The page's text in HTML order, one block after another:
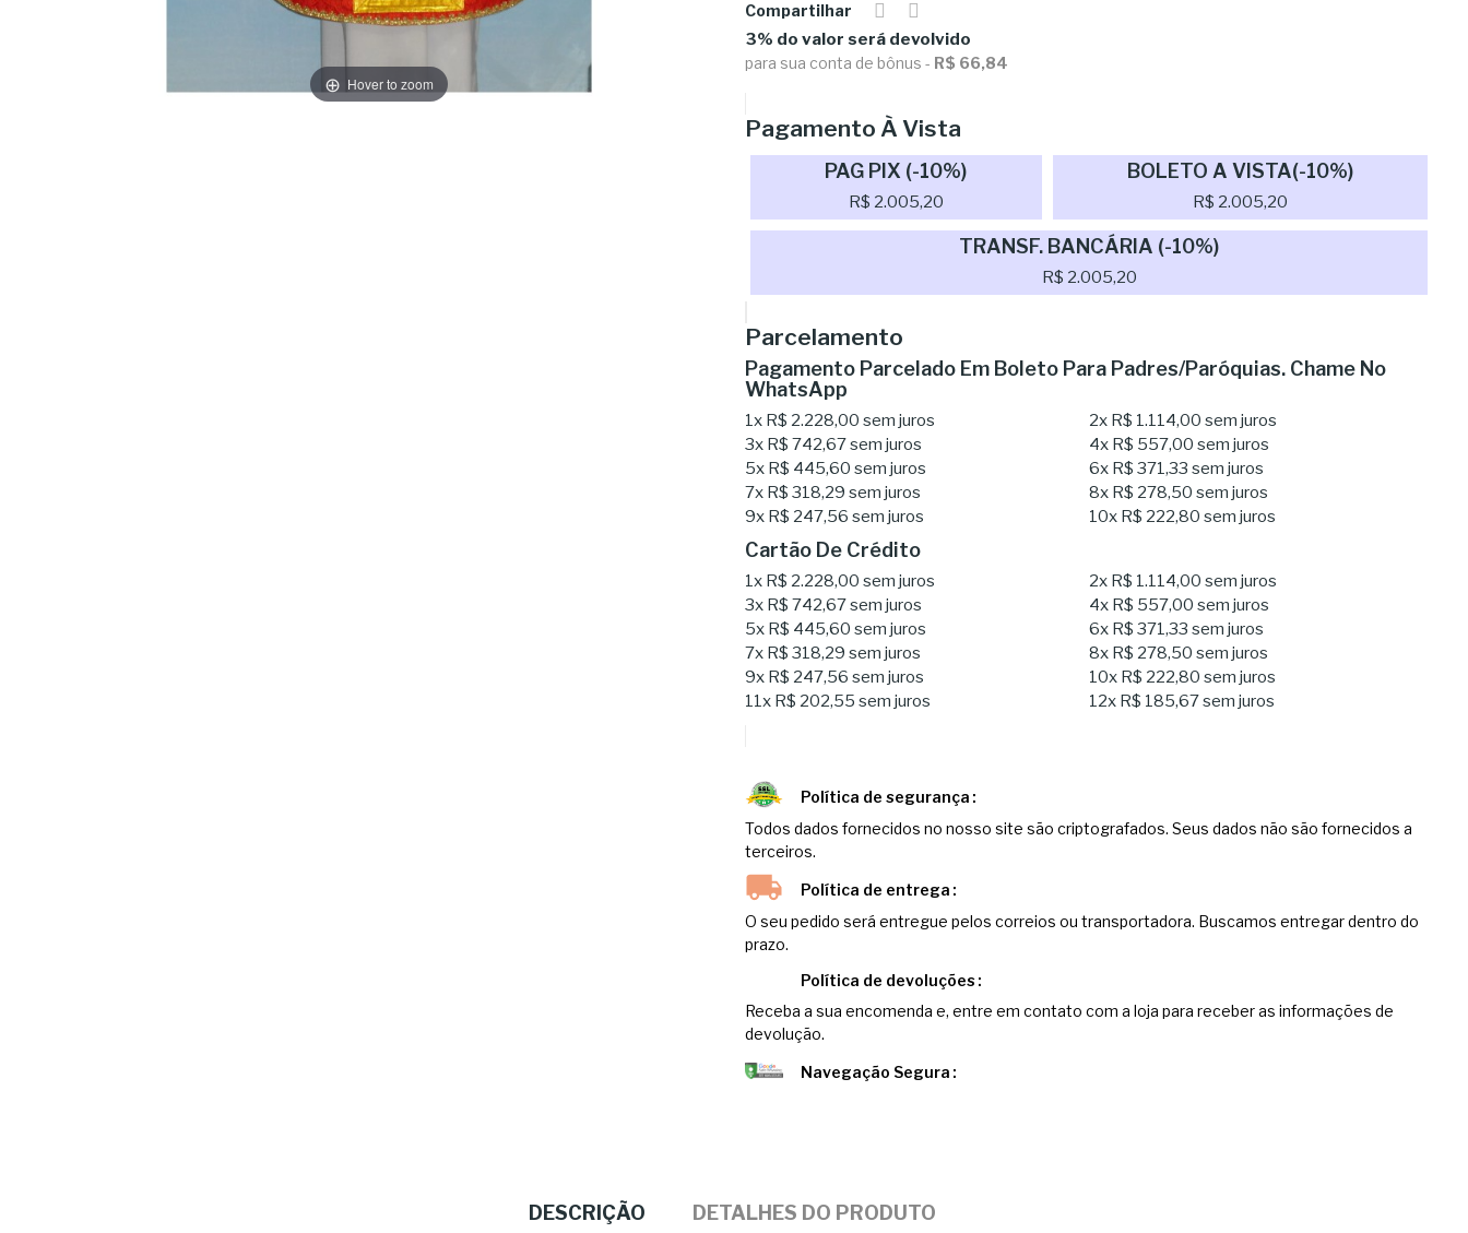
Hover to zoom
Compartilhar
3% do valor será devolvido
para sua conta de bônus - R$ 66,84
Pagamento À Vista
PAG PIX (-10%)
R$ 2.005,20
BOLETO A VISTA(-10%)
R$ 2.005,20
TRANSF. BANCÁRIA (-10%)
R$ 2.005,20
Parcelamento
Pagamento Parcelado Em Boleto Para Padres/Paróquias. Chame No
WhatsApp
1x R$ 2.228,00 sem juros 2x R$ 1.114,00 sem juros
3x R$ 742,67sem juros 4x R$ 557,00 sem juros
5x R$ 445,60 sem juros 6x R$ 371,33 sem juros
7x R$ 318,29 sem juros 8x R$ 278,50 sem juros
9x R$ 247,56 sem juros 10x R$ 222,80 sem juros
Cartão De Crédito
1x R$ 2.228,00 sem juros 2x R$ 1.114,00 sem juros
3x R$ 742,67sem juros 4x R$ 557,00 sem juros
5x R$ 445,60 sem juros 6x R$ 371,33 sem juros
7x R$ 318,29 sem juros 8x R$ 278,50 sem juros
9x R$ 247,56 sem juros 10x R$ 222,80 sem juros
11x R$ 202,55 sem juros 12x R$ 185,67sem juros
Política de segurança
Todos dados fornecidos no nosso site são criptografados. Seus dados não são fornecidos a
terceiros.
Política de entrega
O seu pedido será entregue pelos correios ou transportadora. Buscamos entregar dentro do
prazo.
Política de devoluções
Receba a sua encomenda e, entre em contato com a loja para receber as informações de
devolução.
Navegação Segura
DESCRIÇÃO DETALHES DO PRODUTO